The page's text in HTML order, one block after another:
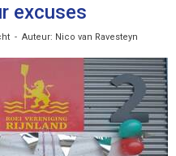
excuses
- Auteur: Nico van Ravesteyn